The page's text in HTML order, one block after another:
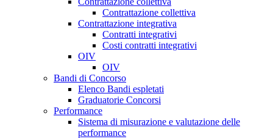
Contrattazione collettiva
Contrattazione integrativa
Contratti integrativi
Costi contratti integrativi
OIV
OIV
Bandi di Concorso
Elenco Bandi espletati
Graduatorie Concorsi
Performance
Sistema di misurazione e valutazione delle
performance